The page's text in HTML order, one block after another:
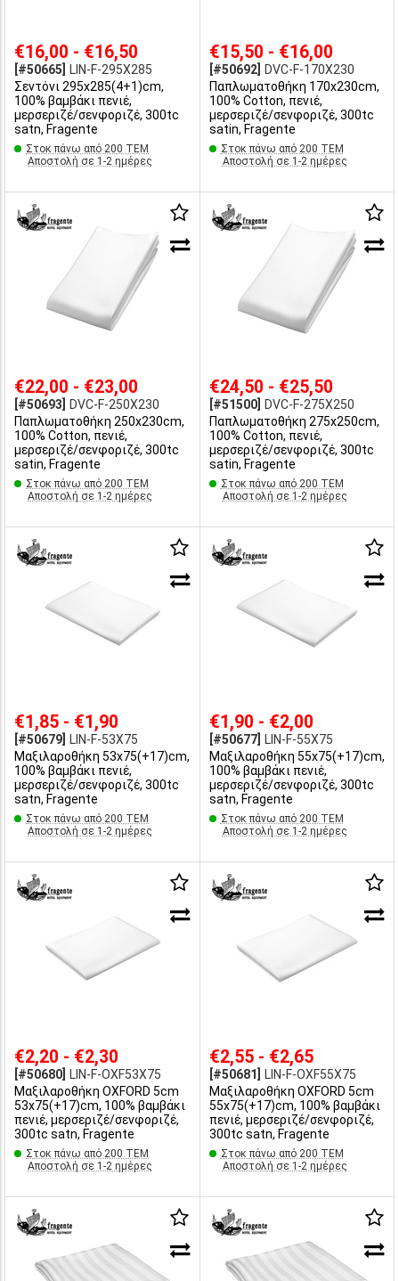
€16,00 - €16,50
[#50665]
LIN-F-295X285
Σεντόνι 295x285(4+1)cm,
100% βαμβάκι πενιέ,
μερσεριζέ/σενφοριζέ, 300tc
satn, Fragente
Στοκ πάνω από 200 ΤΕΜ
Αποστολή σε 1-2 ημέρες
€15,50 - €16,00
[#50692]
DVC-F-170X230
Παπλωματοθήκη 170x230cm,
100% Cotton, πενιέ,
μερσεριζέ/σενφοριζέ, 300tc
satin, Fragente
Στοκ πάνω από 200 ΤΕΜ
Αποστολή σε 1-2 ημέρες
€22,00 - €23,00
[#50693]
DVC-F-250X230
Παπλωματοθήκη 250x230cm,
100% Cotton, πενιέ,
μερσεριζέ/σενφοριζέ, 300tc
satin, Fragente
Στοκ πάνω από 200 ΤΕΜ
Αποστολή σε 1-2 ημέρες
€24,50 - €25,50
[#51500]
DVC-F-275X250
Παπλωματοθήκη 275x250cm,
100% Cotton, πενιέ,
μερσεριζέ/σενφοριζέ, 300tc
satin, Fragente
Στοκ πάνω από 200 ΤΕΜ
Αποστολή σε 1-2 ημέρες
€1,85 - €1,90
[#50679]
LIN-F-53X75
Μαξιλαροθήκη 53x75(+17)cm,
100% βαμβάκι πενιέ,
μερσεριζέ/σενφοριζέ, 300tc
satn, Fragente
Στοκ πάνω από 200 ΤΕΜ
Αποστολή σε 1-2 ημέρες
€1,90 - €2,00
[#50677]
LIN-F-55X75
Μαξιλαροθήκη 55x75(+17)cm,
100% βαμβάκι πενιέ,
μερσεριζέ/σενφοριζέ, 300tc
satn, Fragente
Στοκ πάνω από 200 ΤΕΜ
Αποστολή σε 1-2 ημέρες
€2,20 - €2,30
[#50680]
LIN-F-OXF53X75
Μαξιλαροθήκη OXFORD 5cm
53x75(+17)cm, 100% βαμβάκι
πενιέ, μερσεριζέ/σενφοριζέ,
300tc satn, Fragente
Στοκ πάνω από 200 ΤΕΜ
Αποστολή σε 1-2 ημέρες
€2,55 - €2,65
[#50681]
LIN-F-OXF55X75
Μαξιλαροθήκη OXFORD 5cm
55x75(+17)cm, 100% βαμβάκι
πενιέ, μερσεριζέ/σενφοριζέ,
300tc satn, Fragente
Στοκ πάνω από 200 ΤΕΜ
Αποστολή σε 1-2 ημέρες